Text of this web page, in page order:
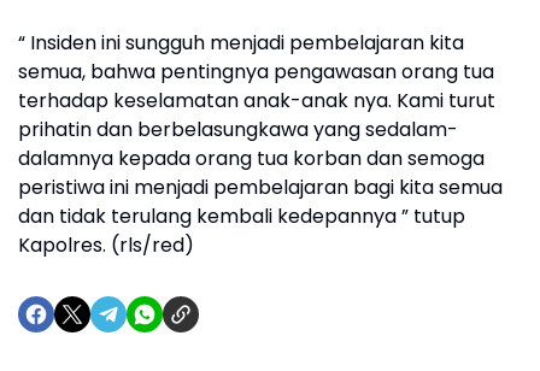
“ Insiden ini sungguh menjadi pembelajaran kita
semua, bahwa pentingnya pengawasan orang tua
terhadap keselamatan anak-anak nya. Kami turut
prihatin dan berbelasungkawa yang sedalam-
dalamnya kepada orang tua korban dan semoga
peristiwa ini menjadi pembelajaran bagi kita semua
dan tidak terulang kembali kedepannya ” tutup
Kapolres. (rls/red)